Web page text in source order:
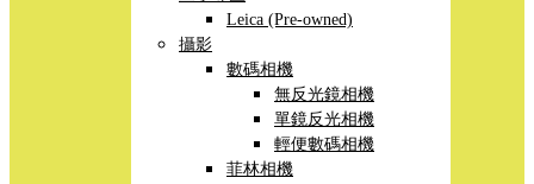
Leica (Pre-owned)
攝影
數碼相機
無反光鏡相機
單鏡反光相機
輕便數碼相機
菲林相機